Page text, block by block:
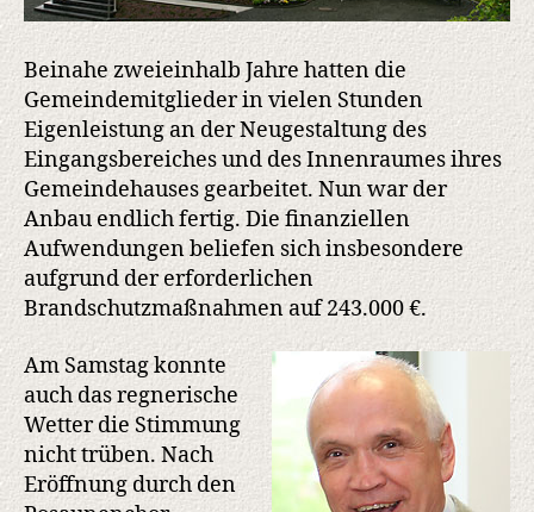
Beinahe zweieinhalb Jahre hatten die
Gemeindemitglieder in vielen Stunden
Eigenleistung an der Neugestaltung des
Eingangsbereiches und des Innenraumes ihres
Gemeindehauses gearbeitet. Nun war der
Anbau endlich fertig. Die finanziellen
Aufwendungen beliefen sich insbesondere
aufgrund der erforderlichen
Brandschutzmaßnahmen auf 243.000 €.
Am Samstag konnte
auch das regnerische
Wetter die Stimmung
nicht trüben. Nach
Eröffnung durch den